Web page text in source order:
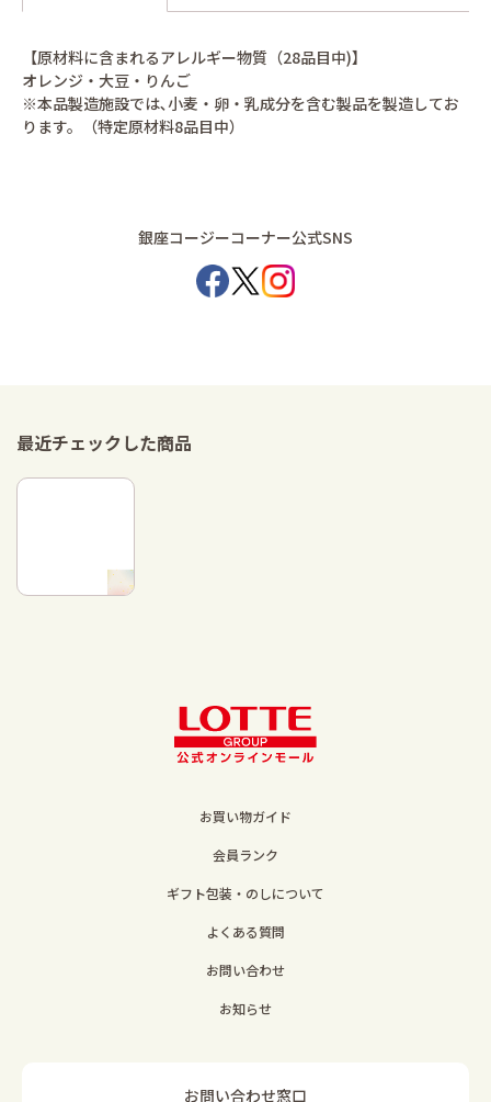
【原材料に含まれるアレルギー物質（28品目中)】
オレンジ・大豆・りんご
※本品製造施設では､小麦・卵・乳成分を含む製品を製造してお
ります。（特定原材料8品目中）
銀座コージーコーナー公式SNS
最近チェックした商品
お買い物ガイド
会員ランク
ギフト包装・のしについて
よくある質問
お問い合わせ
お知らせ
お問い合わせ窓口